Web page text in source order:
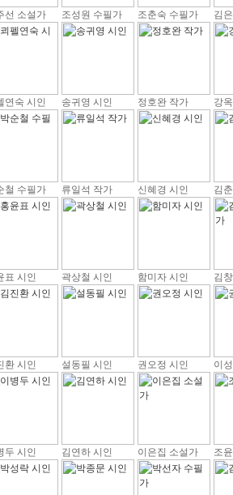
선 소설가 조성원 수필가 조춘숙 수필가 김
연숙 시인 송귀영 시인 정호완 작가 강
철 수필가 류일석 작가 신혜경 시인 김
표 시인 곽상철 시인 함미자 시인 김
환 시인 설동필 시인 권오정 시인 이
두 시인 김연하 시인 이은집 소설가 조